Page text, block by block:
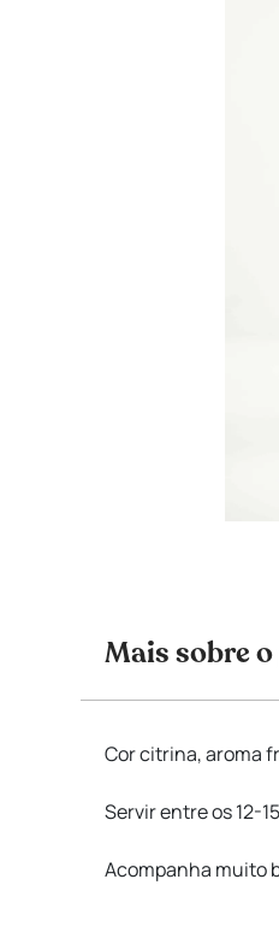
Mais sobre
Cor citrina, aroma
Servir entre os 12-
Acompanha muito